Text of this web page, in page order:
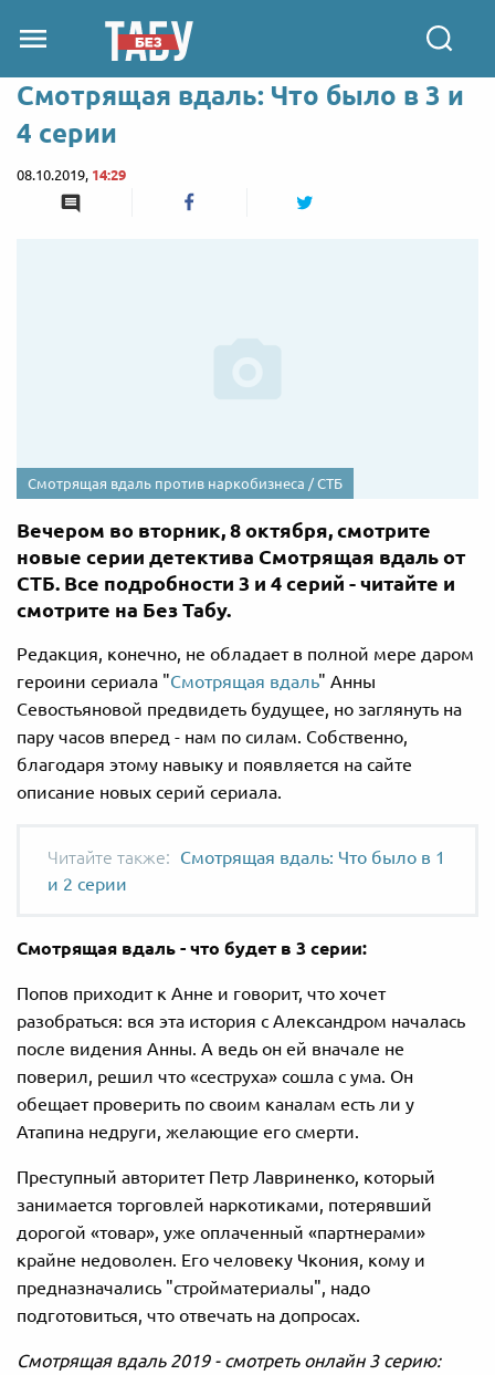
Смотрящая вдаль: Что было в 3 и
4 серии
08.10.2019, 14:29
Смотрящая вдаль против наркобизнеса / СТБ
Вечером во вторник, 8 октября, смотрите
новые серии детектива Смотрящая вдаль от
СТБ. Все подробности 3 и 4 серий - читайте и
смотрите на Без Табу.
Редакция, конечно, не обладает в полной мере даром
героини сериала "Смотрящая вдаль" Анны
Севостьяновой предвидеть будущее, но заглянуть на
пару часов вперед - нам по силам. Собственно,
благодаря этому навыку и появляется на сайте
описание новых серий сериала.
Смотрящая вдаль: Что было в 1
и 2 серии
Смотрящая вдаль - что будет в 3 серии:
Попов приходит к Анне и говорит, что хочет
разобраться: вся эта история с Александром началась
после видения Анны. А ведь он ей вначале не
поверил, решил что «сеструха» сошла с ума. Он
обещает проверить по своим каналам есть ли у
Атапина недруги, желающие его смерти.
Преступный авторитет Петр Лавриненко, который
занимается торговлей наркотиками, потерявший
дорогой «товар», уже оплаченный «партнерами»
крайне недоволен. Его человеку Чкония, кому и
предназначались "стройматериалы", надо
подготовиться, что отвечать на допросах.
Смотрящая вдаль 2019 - смотреть онлайн 3 серию: